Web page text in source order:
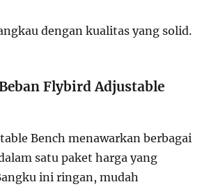
dengan kualitas yang solid.
Flybird Adjustable
Bench menawarkan berbagai
satu paket harga yang
ini ringan, mudah